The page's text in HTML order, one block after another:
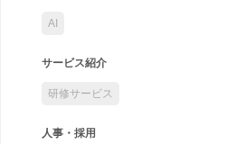
AI
サービス紹介
研修サービス
人事・採用